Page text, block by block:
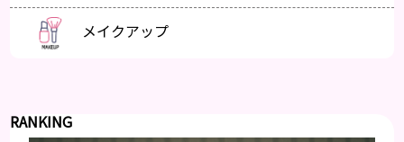
メイクアップ
RANKING